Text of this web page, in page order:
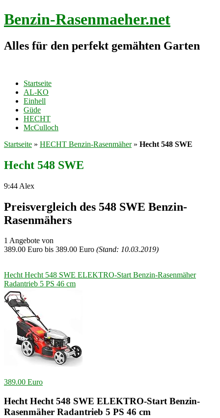
Benzin-Rasenmaeher.net
Alles für den perfekt gemähten Garten
Startseite
AL-KO
Einhell
Güde
HECHT
McCulloch
Startseite » HECHT Benzin-Rasenmäher» Hecht 548 SWE
Hecht 548 SWE
9:44 Alex
Preisvergleich des 548 SWE Benzin-
Rasenmähers
1 Angebote von
389.00 Euro bis 389.00 Euro (Stand: 10.03.2019)
Hecht Hecht 548 SWE ELEKTRO-Start Benzin-Rasenmäher
Radantrieb 5 PS 46 cm
389.00 Euro
Hecht Hecht 548 SWE ELEKTRO-Start Benzin-
Rasenmäher Radantrieb 5 PS 46 cm